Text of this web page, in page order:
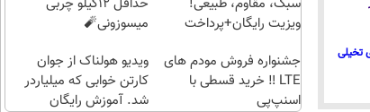
تخیلی
(خرید
چند
کلیک)
ویزیت رایگان+پرداخت
میسوزونی🧨
جشنواره فروش مودم های
LTE ‼️ خرید قسطی با
اسنپ‌پی
ویدیو هولناک از جوان
کارتن خوابی که میلیاردر
شد. آموزش رایگان